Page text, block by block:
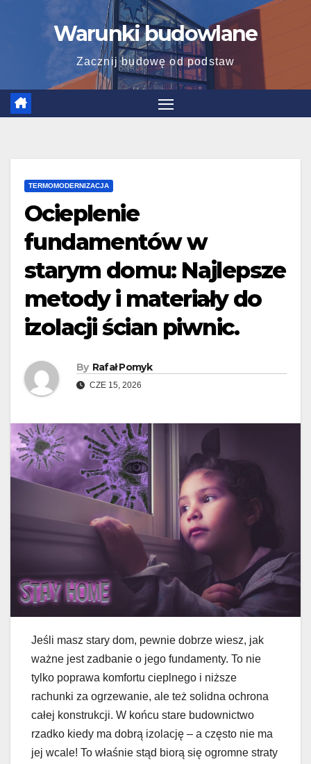
Warunki budowlane
Zacznij budowę od podstaw
TERMOMODERNIZACJA
Ocieplenie
fundamentów w
starym domu: Najlepsze
metody i materiały do
izolacji ścian piwnic.
By Rafał Pomyk
CZE 15, 2026
Jeśli masz stary dom, pewnie dobrze wiesz, jak
ważne jest zadbanie o jego fundamenty. To nie
tylko poprawa komfortu cieplnego i niższe
rachunki za ogrzewanie, ale też solidna ochrona
całej konstrukcji. W końcu stare budownictwo
rzadko kiedy ma dobrą izolację – a często nie ma
jej wcale! To właśnie stąd biorą się ogromne straty